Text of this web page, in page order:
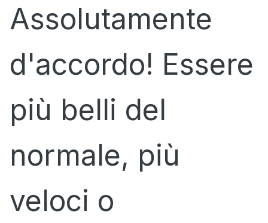
Assolutamente
d'accordo! Essere
più belli del
normale, più
veloci o